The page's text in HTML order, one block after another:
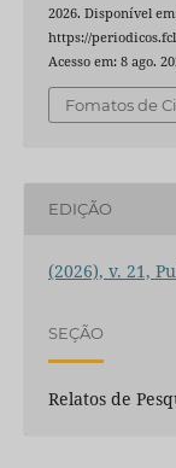
2026. Disponível
https://
Acesso em: 8 ago.
Fomatos de
EDIÇÃO
(2026), v. 21,
SEÇÃO
Relatos de